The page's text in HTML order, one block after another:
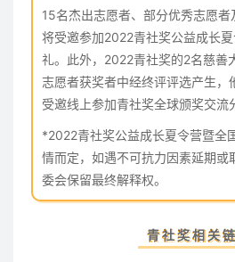
15名杰出志愿者、部分优秀志愿
将受邀参加2022青社奖公益成长
礼。此外，2022青社奖的2名慈善
志愿者获奖者中经终评评选产生，
受邀线上参加青社奖全球颁奖交流
*2022青社奖公益成长夏令营暨全
情而定，如遇不可抗力因素延期或
委会保留最终解释权。
青社奖相关